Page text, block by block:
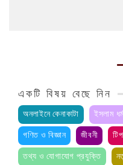
একটি বিষয় বেছে নিন
অনলাইনে কেনাকাটা
ইসলাম
গণিত ও বিজ্ঞান
জীবনী
তথ্য ও যোগাযোগ প্রযুক্তি